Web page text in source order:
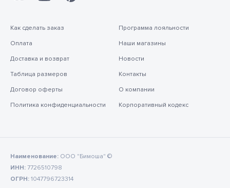
Как сделать заказ
Оплата
Доставка и возврат
Таблица размеров
Договор оферты
Политика конфиденциальности
Программа лояльности
Наши магазины
Новости
Контакты
О компании
Корпоративный кодекс
Наименование: ООО "Бимоша" ©
ИНН: 7726510798
ОГРН: 1047796723314